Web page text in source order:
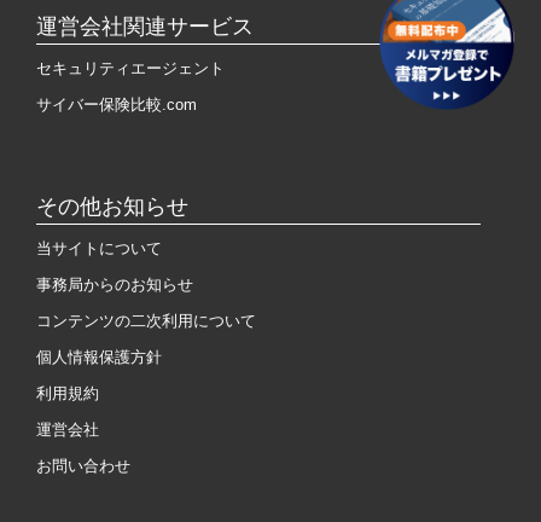
運営会社関連サービス
セキュリティエージェント
サイバー保険比較.com
その他お知らせ
当サイトについて
事務局からのお知らせ
コンテンツの二次利用について
個人情報保護方針
利用規約
運営会社
お問い合わせ